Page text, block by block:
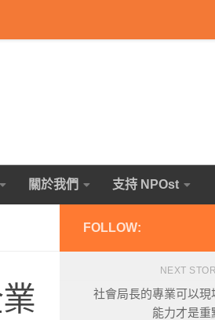
關於我們 支持 NPOst
FOLLOW:
NEXT
社會局長的專業可以現
能力才是重